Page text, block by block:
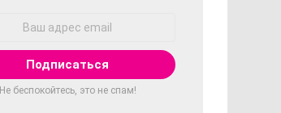
Не беспокойтесь, это не спам!